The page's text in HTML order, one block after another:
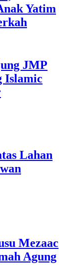
Yatim
JMP
Islamic
Lahan
Mezaac
Agung